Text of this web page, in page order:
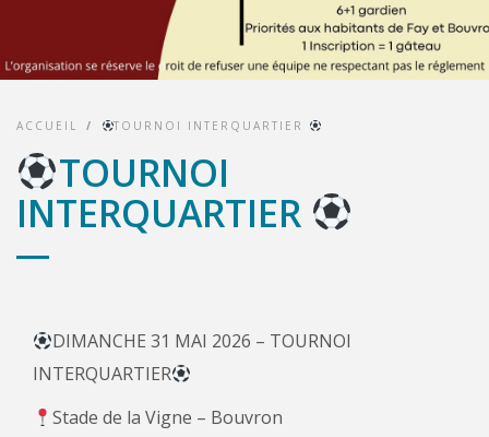
ACCUEIL / TOURNOI INTERQUARTIER
TOURNOI
INTERQUARTIER
DIMANCHE 31 MAI 2026 – TOURNOI
INTERQUARTIER
Stade de la Vigne – Bouvron